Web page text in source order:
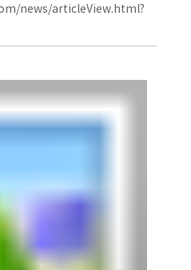
news/articleView.html?